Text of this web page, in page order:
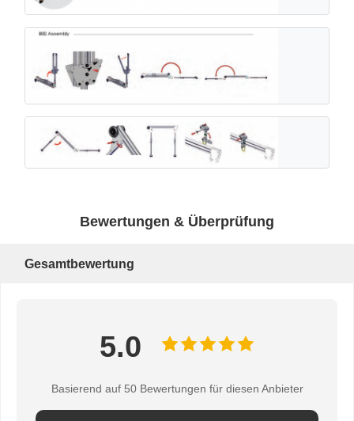
Bewertungen & Überprüfung
Gesamtbewertung
5.0
Basierend auf 50 Bewertungen für diesen Anbieter